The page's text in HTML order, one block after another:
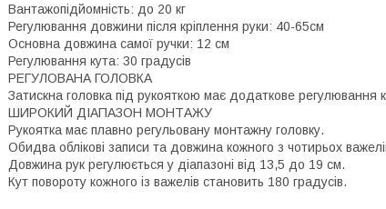
Вантажопідйомність: до 20 кг
Регулювання довжини після кріплення руки: 40-65см
Основна довжина самої ручки: 12 см
Регулювання кута: 30 градусів
РЕГУЛОВАНА ГОЛОВКА
Затискна головка під рукояткою має додаткове регулювання
ШИРОКИЙ ДІАПАЗОН МОНТАЖУ
Рукоятка має плавно регульовану монтажну головку.
Обидва облікові записи та довжина кожного з чотирьох
Довжина рук регулюється у діапазоні від 13,5 до 19 см.
Кут повороту кожного із важелів становить 180 градусів.